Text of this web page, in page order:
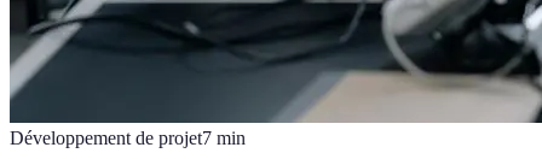
Développement de projet7 min